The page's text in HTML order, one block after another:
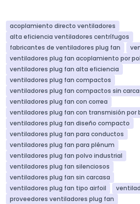
acoplamiento directo ventiladores
alta eficiencia ventiladores centrífugos
fabricantes de ventiladores plug fan
ventiladores plug fan acoplamiento por
ventiladores plug fan alta eficiencia
ventiladores plug fan compactos
ventiladores plug fan compactos sin
ventiladores plug fan con correa
ventiladores plug fan con transmisión por
ventiladores plug fan diseño compacto
ventiladores plug fan para conductos
ventiladores plug fan para plénum
ventiladores plug fan polvo industrial
ventiladores plug fan silenciosos
ventiladores plug fan sin carcasa
ventiladores plug fan tipo airfoil
proveedores ventiladores plug fan